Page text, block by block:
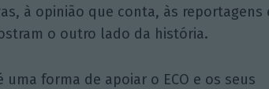
à opinião que conta, às reportagens
o outro lado da história.
uma forma de apoiar o ECO e os seus